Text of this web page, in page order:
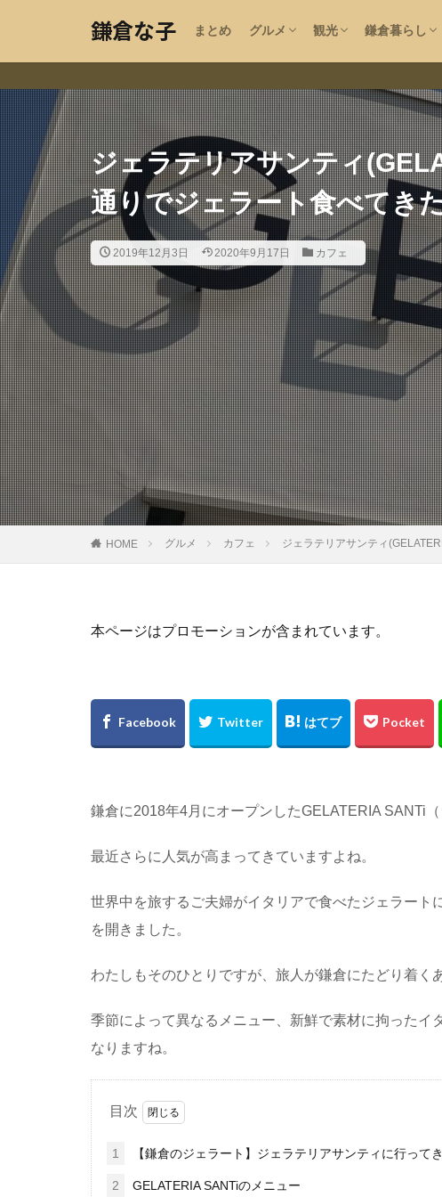
鎌倉な子 まとめ グルメ 観光 鎌倉暮らし
ジェラテリアサンティ
通りでジェラート食べてき
2019年12月3日 2020年9月17日 カフェ
HOME グルメ カフェ ジェラテリアサンティ
本ページはプロモーションが含まれています。
鎌倉に2018年4月にオープンしたGELATERIA SANTi
最近さらに人気が高まってきていますよね。
世界中を旅するご夫婦がイタリアで食べたジェラー
を開きました。
わたしもそのひとりですが、旅人が鎌倉にたどり着く
季節によって異なるメニュー、新鮮で素材に拘ったイ
なりますね。
目次
1 【鎌倉のジェラート】ジェラテリアサンティに行って
2 GELATERIA SANTiのメニュー
鎌倉な子のカテゴリー
鎌倉の地域・気になる情
ペット可 湘南エリア
北鎌倉 鎌
子供 夫婦 デリ
夏 春 インタビ
指輪工房 紅葉
猫カフェ フリーWiFi